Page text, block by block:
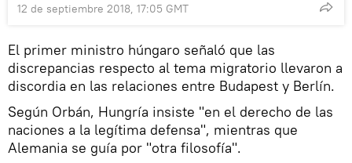
12 de septiembre 2018, 17:05 GMT
El primer ministro húngaro señaló que las
discrepancias respecto al tema migratorio llevaron a
discordia en las relaciones entre Budapest y Berlín.
Según Orbán, Hungría insiste "en el derecho de las
naciones a la legítima defensa", mientras que
Alemania se guía por "otra filosofía".